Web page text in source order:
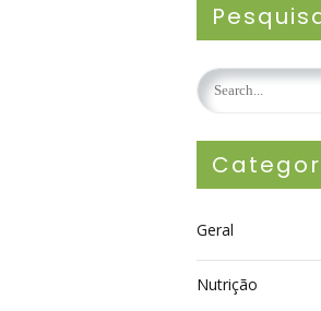
Geral
Nutrição